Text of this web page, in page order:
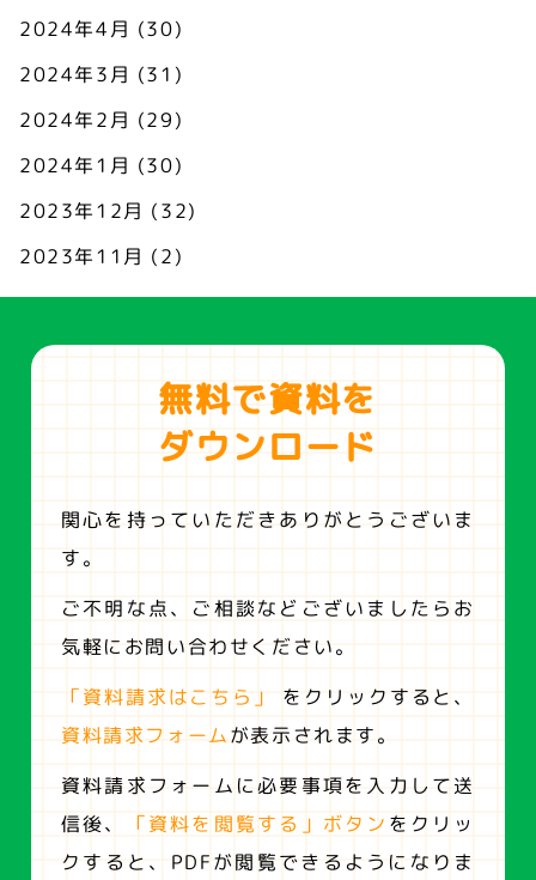
2024年4月 (30)
2024年3月 (31)
2024年2月 (29)
2024年1月 (30)
2023年12月 (32)
2023年11月 (2)
無料で資料を
ダウンロード
関心を持っていただきありがとうございま
す。
ご不明な点、ご相談などございましたらお
気軽にお問い合わせください。
「資料請求はこちら」
をクリックすると、
資料請求フォームが表示されます。
資料請求フォームに必要事項を入力して送
信後、
「資料を閲覧する」ボタン をクリッ
クすると、 PDFが閲覧できるようになりま